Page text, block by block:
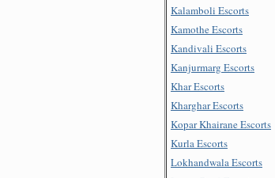
Kalamboli Escorts
Kamothe Escorts
Kandivali Escorts
Kanjurmarg Escorts
Khar Escorts
Kharghar Escorts
Kopar Khairane Escorts
Kurla Escorts
Lokhandwala Escorts